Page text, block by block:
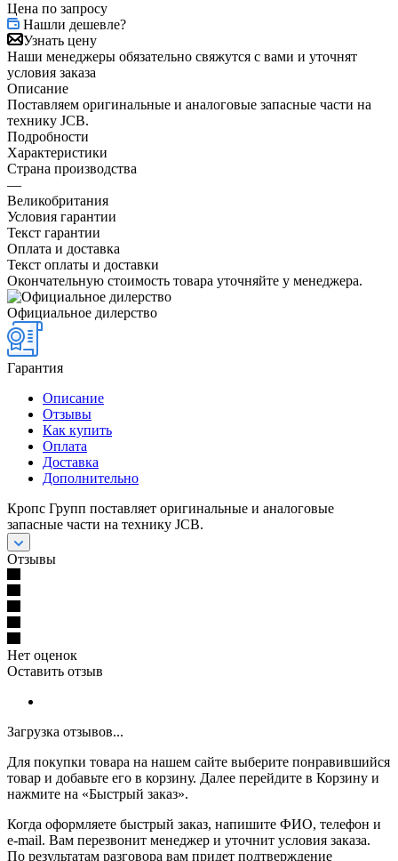
Цена по запросу
Нашли дешевле?
Узнать цену
Наши менеджеры обязательно свяжутся с вами и уточнят
условия заказа
Описание
Поставляем оригинальные и аналоговые запасные части на
технику JCB.
Подробности
Характеристики
Страна производства
—
Великобритания
Условия гарантии
Текст гарантии
Оплата и доставка
Текст оплаты и доставки
Окончательную стоимость товара уточняйте у менеджера.
Официальное дилерство
Гарантия
Описание
Отзывы
Как купить
Оплата
Доставка
Дополнительно
Кропс Групп поставляет оригинальные и аналоговые
запасные части на технику JCB.
Отзывы
Нет оценок
Оставить отзыв
Загрузка отзывов...
Для покупки товара на нашем сайте выберите понравившийся
товар и добавьте его в корзину. Далее перейдите в Корзину и
нажмите на «Быстрый заказ».
Когда оформляете быстрый заказ, напишите ФИО, телефон и
e-mail. Вам перезвонит менеджер и уточнит условия заказа.
По результатам разговора вам придет подтверждение